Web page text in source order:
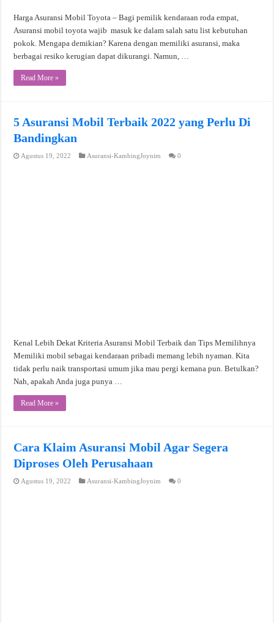
Harga Asuransi Mobil Toyota – Bagi pemilik kendaraan roda empat,
Asuransi mobil toyota wajib masuk ke dalam salah satu list kebutuhan
pokok. Mengapa demikian? Karena dengan memiliki asuransi, maka
berbagai resiko kerugian dapat dikurangi. Namun, …
Read More »
5 Asuransi Mobil Terbaik 2022 yang Perlu Di
Bandingkan
Agustus 19, 2022 Asuransi-KambingJoynim 0
Kenal Lebih Dekat Kriteria Asuransi Mobil Terbaik dan Tips Memilihnya
Memiliki mobil sebagai kendaraan pribadi memang lebih nyaman. Kita
tidak perlu naik transportasi umum jika mau pergi kemana pun. Betulkan?
Nah, apakah Anda juga punya …
Read More »
Cara Klaim Asuransi Mobil Agar Segera
Diproses Oleh Perusahaan
Agustus 19, 2022 Asuransi-KambingJoynim 0